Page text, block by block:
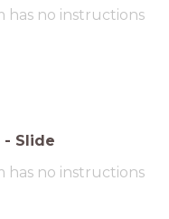
has no instructions
- Slide
has no instructions